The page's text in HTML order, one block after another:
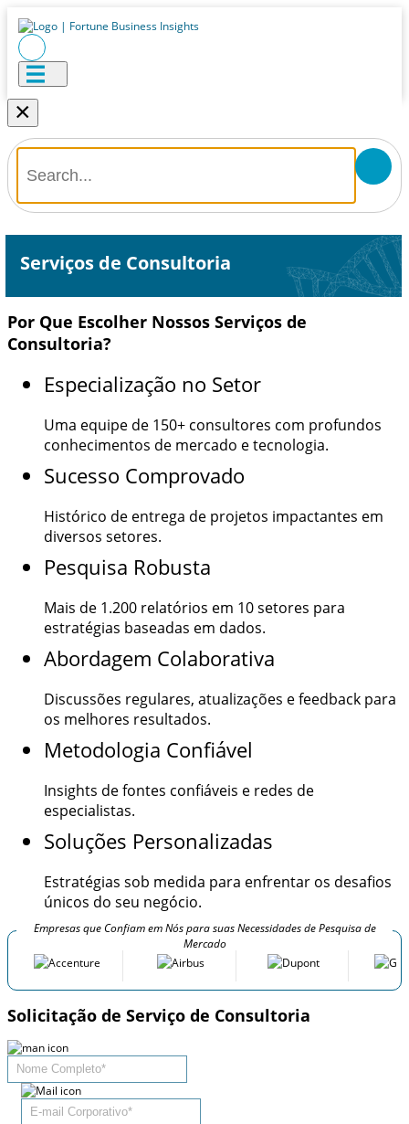
×
Serviços de Consultoria
Por Que Escolher Nossos Serviços de
Consultoria?
Especialização no Setor
Uma equipe de 150+ consultores com profundos
conhecimentos de mercado e tecnologia.
Sucesso Comprovado
Histórico de entrega de projetos impactantes em
diversos setores.
Pesquisa Robusta
Mais de 1.200 relatórios em 10 setores para
estratégias baseadas em dados.
Abordagem Colaborativa
Discussões regulares, atualizações e feedback para
os melhores resultados.
Metodologia Confiável
Insights de fontes confiáveis e redes de
especialistas.
Soluções Personalizadas
Estratégias sob medida para enfrentar os desafios
únicos do seu negócio.
Empresas que Confiam em Nós para suas Necessidades de Pesquisa de
Mercado
Solicitação de Serviço de Consultoria